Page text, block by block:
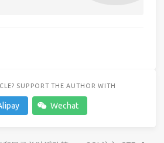
SUPPORT THE AUTHOR WITH
Wechat